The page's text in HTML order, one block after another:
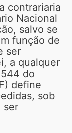
contrariaria
Nacional
salvo se
função de
ser
a qualquer
do
define
sob
ser